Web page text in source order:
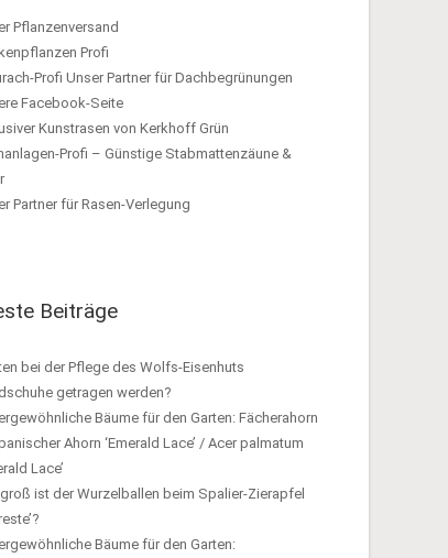
Pflanzenversand
Profi
Profi Unser Partner für Dachbegrünungen
Facebook-Seite
Kunstrasen von Kerkhoff Grün
Profi – Günstige Stabmattenzäune &
Partner für Rasen-Verlegung
Beiträge
bei der Pflege des Wolfs-Eisenhuts
getragen werden?
Bäume für den Garten: Fächerahorn
Ahorn ‘Emerald Lace’ / Acer palmatum
Lace’
ist der Wurzelballen beim Spalier-Zierapfel
Bäume für den Garten: